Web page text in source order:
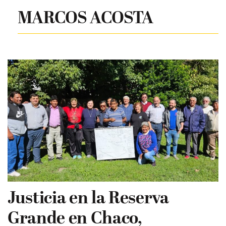
MARCOS ACOSTA
Justicia en la Reserva
Grande en Chaco,